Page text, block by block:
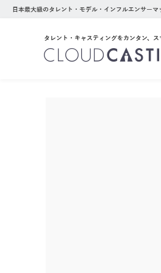
日本最大級のタレント・モデル・インフルエンサー
タレント・キャスティングをカンタン、ス